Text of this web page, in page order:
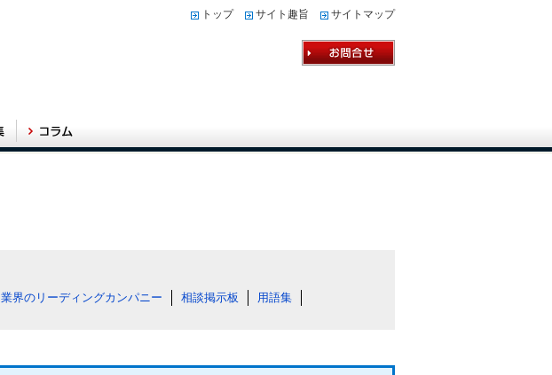
トップ サイト趣旨 サイトマップ
業界のリーディングカンパニー 相談掲示板 用語集